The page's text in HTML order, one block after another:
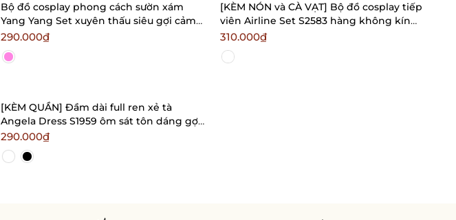
Bộ đồ cosplay phong cách sườn xám
Yang Yang Set xuyên thấu siêu gợi cảm
Bralettehousevn
290.000₫
[KÈM NÓN và CÀ VẠT] Bộ đồ cosplay tiếp
viên Airline Set S2583 hàng không kín
đáo gợi cảm ôm body Bralettehousevn
310.000₫
[KÈM QUẦN] Đầm dài full ren xẻ tà
Angela Dress S1959 ôm sát tôn dáng gợi
cảm phong cách quyến rũ
Bralettehousevn
290.000₫